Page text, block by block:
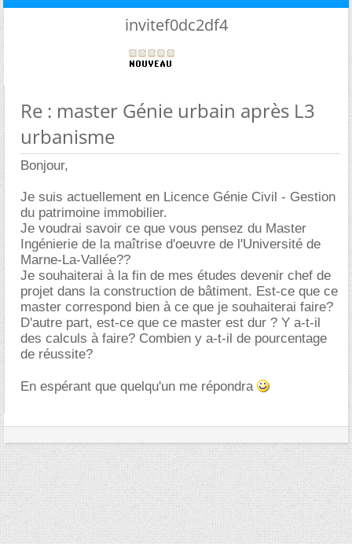
invitef0dc2df4
Re : master Génie urbain après L3
urbanisme
Bonjour,
Je suis actuellement en Licence Génie Civil - Gestion
du patrimoine immobilier.
Je voudrai savoir ce que vous pensez du Master
Ingénierie de la maîtrise d'oeuvre de l'Université de
Marne-La-Vallée??
Je souhaiterai à la fin de mes études devenir chef de
projet dans la construction de bâtiment. Est-ce que ce
master correspond bien à ce que je souhaiterai faire?
D'autre part, est-ce que ce master est dur ? Y a-t-il
des calculs à faire? Combien y a-t-il de pourcentage
de réussite?
En espérant que quelqu'un me répondra